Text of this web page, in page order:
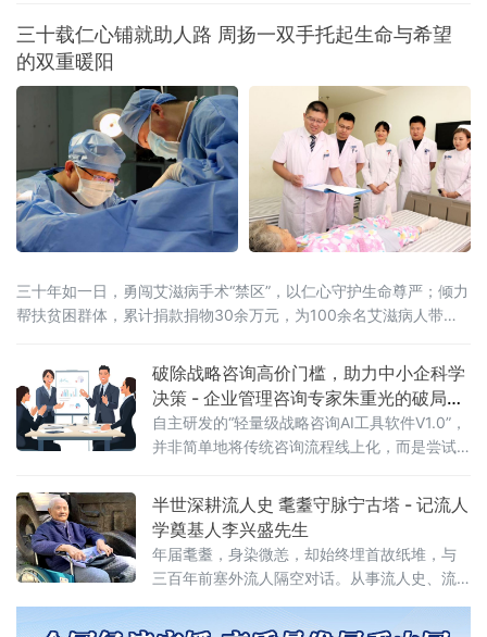
三十载仁心铺就助人路 周扬一双手托起生命与希望
的双重暖阳
三十年如一日，勇闯艾滋病手术“禁区”，以仁心守护生命尊严；倾力
帮扶贫困群体，累计捐款捐物30余万元，为100余名艾滋病人带来
届“龙江最美医生”、黑龙江省志愿服务“五个100”优秀志愿者、鹤城
道德楷模、新时代最美鹤城人
破除战略咨询高价门槛，助力中小企科学
决策 - 企业管理咨询专家朱重光的破局之
路
自主研发的“轻量级战略咨询AI工具软件V1.0”，
并非简单地将传统咨询流程线上化，而是尝试
构与响应效率
半世深耕流人史 耄耋守脉宁古塔 - 记流人
学奠基人李兴盛先生
年届耄耋，身染微恙，却始终埋首故纸堆，与
三百年前塞外流人隔空对话。从事流人史、流
国内独一无二的流人学体系